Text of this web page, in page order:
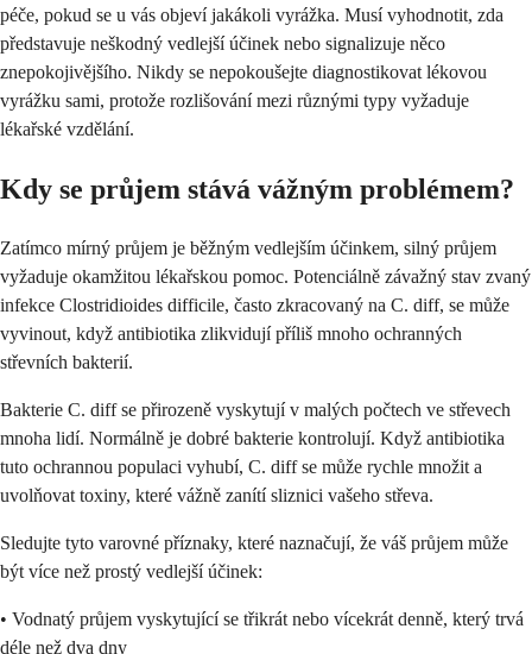
péče, pokud se u vás objeví jakákoli vyrážka. Musí vyhodnotit, zda
představuje neškodný vedlejší účinek nebo signalizuje něco
znepokojivějšího. Nikdy se nepokoušejte diagnostikovat lékovou
vyrážku sami, protože rozlišování mezi různými typy vyžaduje
lékařské vzdělání.
Kdy se průjem stává vážným problémem?
Zatímco mírný průjem je běžným vedlejším účinkem, silný průjem
vyžaduje okamžitou lékařskou pomoc. Potenciálně závažný stav zvaný
infekce Clostridioides difficile, často zkracovaný na C. diff, se může
vyvinout, když antibiotika zlikvidují příliš mnoho ochranných
střevních bakterií.
Bakterie C. diff se přirozeně vyskytují v malých počtech ve střevech
mnoha lidí. Normálně je dobré bakterie kontrolují. Když antibiotika
tuto ochrannou populaci vyhubí, C. diff se může rychle množit a
uvolňovat toxiny, které vážně zanítí sliznici vašeho střeva.
Sledujte tyto varovné příznaky, které naznačují, že váš průjem může
být více než prostý vedlejší účinek:
• Vodnatý průjem vyskytující se třikrát nebo vícekrát denně, který trvá
déle než dva dny